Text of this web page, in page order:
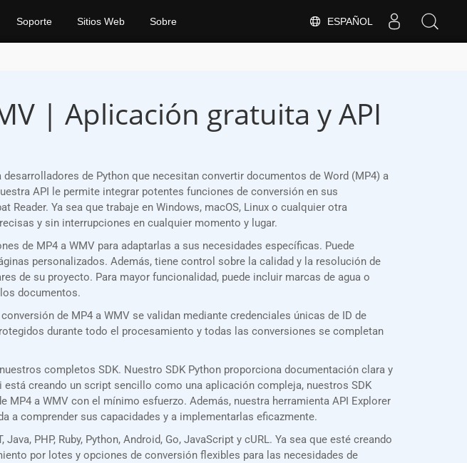
ESPAÑOL
Soporte Sitios Web Sobre
| Aplicación gratuita y API
de Python que necesitan convertir documentos de Word (MP4) a
API le permite integrar potentes funciones de conversión en sus
Ya sea que trabaje en Windows, macOS, Linux o cualquier otra
y sin interrupciones en cualquier momento y lugar.
de MP4 a WMV para adaptarlas a sus necesidades específicas. Puede
personalizados. Además, tiene control sobre la calidad y la resolución de
de su proyecto. Para mayor funcionalidad, puede incluir marcas de agua o
documentos.
de MP4 a WMV se validan mediante credenciales únicas de ID de
durante todo el procesamiento y todas las conversiones se completan
completos SDK. Nuestro SDK Python proporciona documentación clara y
creando un script sencillo como una aplicación compleja, nuestros SDK
a WMV con el mínimo esfuerzo. Además, nuestra herramienta API Explorer
a comprender sus capacidades y a implementarlas eficazmente.
PHP, Ruby, Python, Android, Go, JavaScript y cURL. Ya sea que esté creando
por lotes y opciones de conversión flexibles para las necesidades de